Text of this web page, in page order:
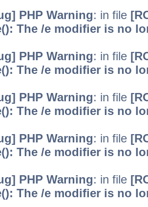
PHP Warning: in file
The /e modifier is no
PHP Warning: in file
The /e modifier is no
PHP Warning: in file
The /e modifier is no
PHP Warning: in file
The /e modifier is no
PHP Warning: in file
The /e modifier is no